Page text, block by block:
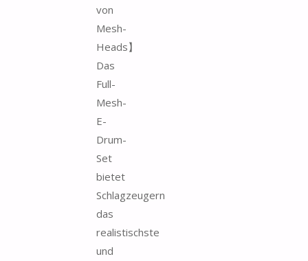
von
Mesh-
Heads】
Das
Full-
Mesh-
E-
Drum-
Set
bietet
Schlagzeugern
das
realistischste
und